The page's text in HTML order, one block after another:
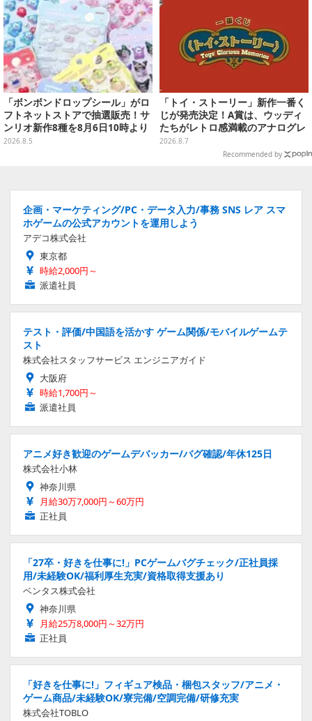
「ボンボンドロップシール」がロ
フトネットストアで抽選販売！サ
ンリオ新作8種を8月6日10時より
受付開始
2026.8.5
「トイ・ストーリー」新作一番く
じが発売決定！A賞は、ウッディ
たちがレトロ感満載のアナログレ
コード上を走る姿で立体化
2026.8.7
Recommended by
企画・マーケティング/PC・データ入力/事務 SNS レア スマ
ホゲームの公式アカウントを運用しよう
アデコ株式会社
東京都
時給2,000円～
派遣社員
テスト・評価/中国語を活かす ゲーム関係/モバイルゲームテ
スト
株式会社スタッフサービス エンジニアガイド
大阪府
時給1,700円～
派遣社員
アニメ好き歓迎のゲームデバッカー/バグ確認/年休125日
株式会社小林
神奈川県
月給30万7,000円～60万円
正社員
「27卒・好きを仕事に!」PCゲームバグチェック/正社員採
用/未経験OK/福利厚生充実/資格取得支援あり
ベンタス株式会社
神奈川県
月給25万8,000円～32万円
正社員
「好きを仕事に!」フィギュア検品・梱包スタッフ/アニメ・
ゲーム商品/未経験OK/寮完備/空調完備/研修充実
株式会社TOBLO